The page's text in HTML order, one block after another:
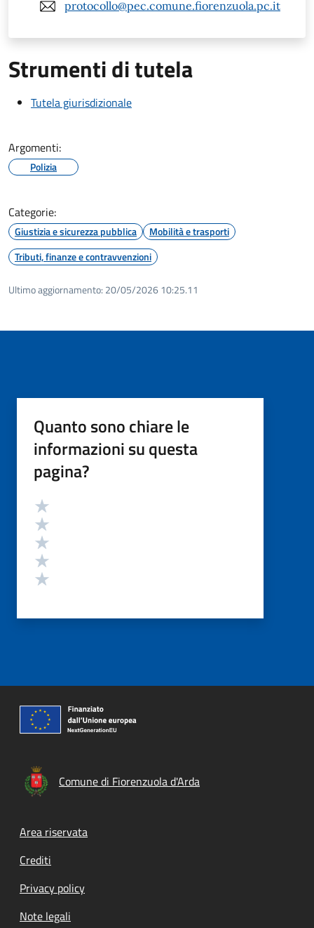
protocollo@pec.comune.fiorenzuola.pc.it
Strumenti di tutela
Tutela giurisdizionale
Argomenti:
Polizia
Categorie:
Giustizia e sicurezza pubblica
Mobilità e trasporti
Tributi, finanze e contravvenzioni
Ultimo aggiornamento: 20/05/2026 10:25.11
Quanto sono chiare le
informazioni su questa
pagina?
Valutazione
Comune di Fiorenzuola d'Arda
Footer menu
Area riservata
Crediti
Privacy policy
Note legali